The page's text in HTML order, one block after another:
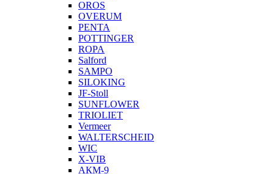
OROS
OVERUM
PENTA
POTTINGER
ROPA
Salford
SAMPO
SILOKING
JF-Stoll
SUNFLOWER
TRIOLIET
Vermeer
WALTERSCHEID
WIC
X-VIB
АКМ-9